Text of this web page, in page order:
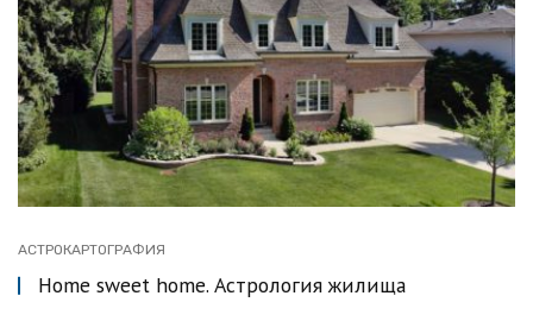
АСТРОКАРТОГРАФИЯ
Home sweet home. Астрология жилища